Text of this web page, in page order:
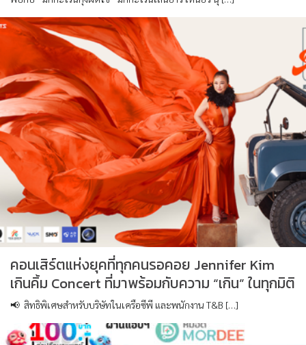
คอนเสิร์ตแห่งยุคที่ทุกคนรอคอย Jennifer Kim
เกินคิ้ม Concert ที่มาพร้อมกับความ “เกิน” ในทุกมิติ
📢 สิทธิพิเศษสำหรับบริษัทในเครือซีพี และพนักงาน T&B […]